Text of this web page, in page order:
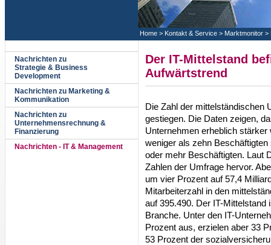
Home > Kontakt & Service > Marktmonitor >
Nachrichten zu
Strategie & Business
Development
Nachrichten zu Marketing &
Kommunikation
Nachrichten zu
Unternehmensrechnung &
Finanzierung
Nachrichten - IT & Management
Der IT-Mittelstand
Aufwärtstrend
Die Zahl der mittelständischen
gestiegen. Die Daten zeigen,
Unternehmen erheblich
weniger als zehn
oder mehr Beschäftigten. Laut
Zahlen der Umfrage hervor.
um vier Prozent auf 57,4
Mitarbeiterzahl in den
auf 395.490. Der IT-
Branche. Unter den IT-
Prozent aus, erzielen aber 33
53 Prozent der